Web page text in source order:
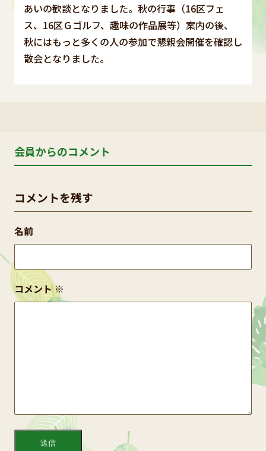
あいの歓談となりました。秋の行事（16区フェ
ス、16区Ｇゴルフ、趣味の作品展等）案内の後、
秋にはもっと多くの人の参加で懇親会開催を確認し
散会となりました。
会員からのコメント
コメントを残す
コメント※
名前